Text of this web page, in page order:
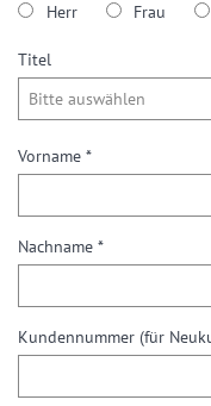
Herr
Frau
Titel
Vorname *
Nachname *
Kundennummer (für